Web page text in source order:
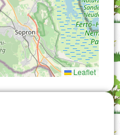
Leaflet